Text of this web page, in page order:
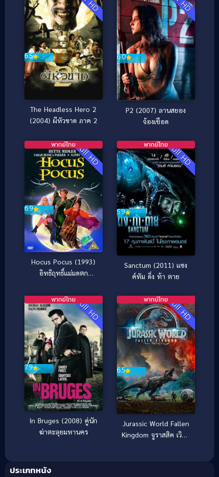
6.5
The Headless Hero 2
(2004) ผีหัวขาด ภาค 2
6.0
P2 (2007) ลานสยอง
จ้องเชือด
Full HD
6.9
พากย์ไทย
Hocus Pocus (1993)
อิทธิฤทธิ์แม่มดตก
Full HD
5.9
พากย์ไทย
Sanctum (2011) แซง
ค์ทัม ดิ่ง ท้า ตาย
Full HD
7.9
พากย์ไทย
In Bruges (2008) คู่นัก
ฆ่าตะลุยมหานคร
Full HD
6.5
พากย์ไทย
Jurassic World Fallen
Kingdom จูราสสิค เวิลด์
ประเภทหนัง